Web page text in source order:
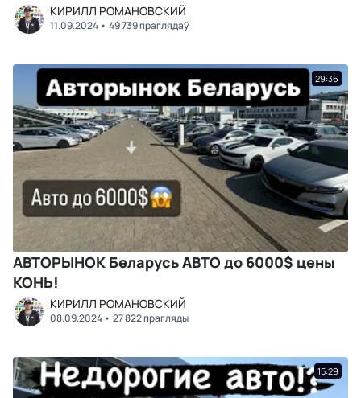
КИРИЛЛ РОМАНОВСКИЙ
11.09.2024 49 739 праглядаў
29:36
АВТОРЫНОК Беларусь АВТО до 6000$ цены
КОНЬ!
КИРИЛЛ РОМАНОВСКИЙ
08.09.2024 27 822 прагляды
15:29